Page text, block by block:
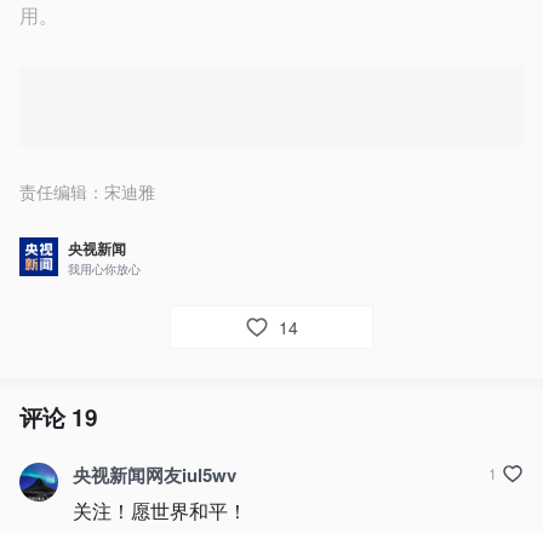
用。
责任编辑： 宋迪雅
央视新闻
我用心你放心
14
评论19
央视新闻网友iul5wv
关注！愿世界和平！
1